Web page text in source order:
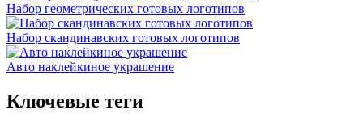
Набор геометрических готовых логотипов
Набор скандинавских готовых логотипов
Авто наклейкиное украшение
Ключевые теги